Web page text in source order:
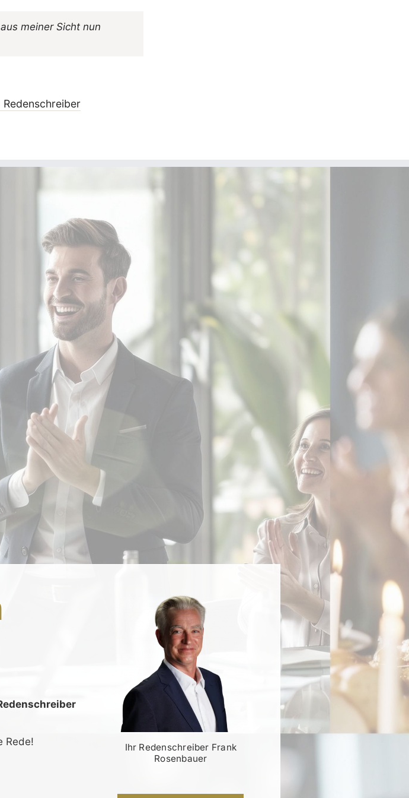
meiner Sicht nun
Reden­schreiber
Rede!
Ihr Redenschreiber Frank
Rosenbauer